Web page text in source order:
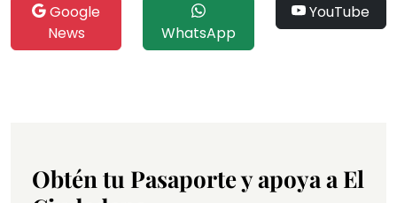
Google
News
WhatsApp
YouTube
Obtén tu Pasaporte y apoya a El